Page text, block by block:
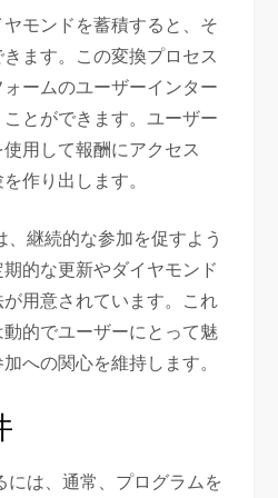
モンドを蓄積すると、そ
ます。この変換プロセス
ームのユーザーインター
とができます。ユーザー
用して報酬にアクセス
作り出します。
、継続的な参加を促すよう
的な更新やダイヤモンド
用意されています。これ
的でユーザーにとって魅
への関心を維持します。
には、通常、プログラムを